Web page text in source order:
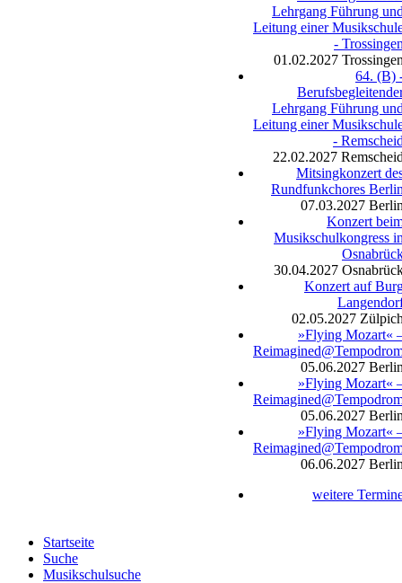
Lehrgang Führung
Leitung einer
-
01.02.2027
64. (B)
Lehrgang Führung
Leitung einer
-
22.02.2027
Mitsingkonzert
Rundfunkchores
07.03.2027
Konzert
Musikschulkongress
30.04.2027
Konzert auf
02.05.2027
»Flying Mozart«
05.06.2027
»Flying Mozart«
05.06.2027
»Flying Mozart«
06.06.2027
weitere
Startseite
Suche
Musikschulsuche